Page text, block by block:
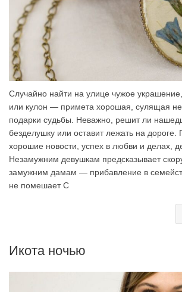
Случайно найти на улице чужое
или кулон — примета хорошая, сулящая
подарки судьбы. Неважно, решит ли
безделушку или оставит лежать на
хорошие новости, успех в любви и делах,
Незамужним девушкам предсказывает
замужним дамам — прибавление в
не помешает С
Икота ночью